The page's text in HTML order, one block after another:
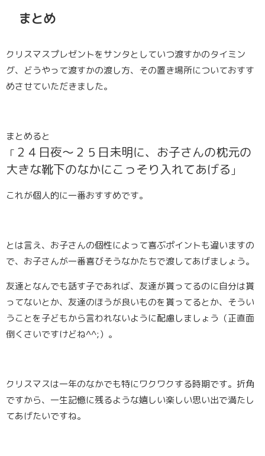
まとめ
クリスマスプレゼントをサンタとしていつ渡すかのタイミン
グ、どうやって渡すかの渡し方、その置き場所についておすす
めさせていただきました。
まとめると
「 ２４日夜〜２５日未明に、お子さんの枕元の
大きな靴下のなかにこっそり入れてあげる 」
これが個人的に一番おすすめです。
とは言え、お子さんの個性によって喜ぶポイントも違いますの
で、お子さんが一番喜びそうなかたちで渡してあげましょう。
友達となんでも話す子であれば、友達が貰ってるのに自分は貰
ってないとか、友達のほうが良いものを貰ってるとか、そうい
うことを子どもから言われないように配慮しましょう（正直面
倒くさいですけどね^^;）。
クリスマスは一年のなかでも特にワクワクする時期です。折角
ですから、一生記憶に残るような嬉しい楽しい思い出で満たし
てあげたいですね。